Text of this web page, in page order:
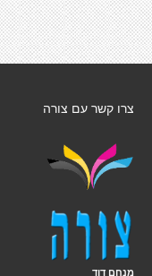
צרו קשר עם צורה
מנחם דוד